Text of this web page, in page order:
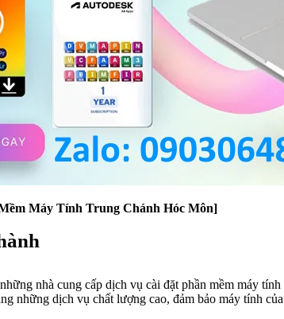
Máy Tính Trung Chánh Hóc Môn]
nhà cung cấp dịch vụ cài đặt phần mềm máy
những dịch vụ chất lượng cao, đảm bảo máy tính